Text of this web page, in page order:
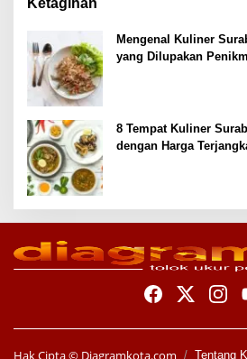
Ketagihan
Mengenal Kuliner
yang Dilupakan
8 Tempat Kuliner
dengan Harga
Hak Cipta © Diagramkota.com Tentang